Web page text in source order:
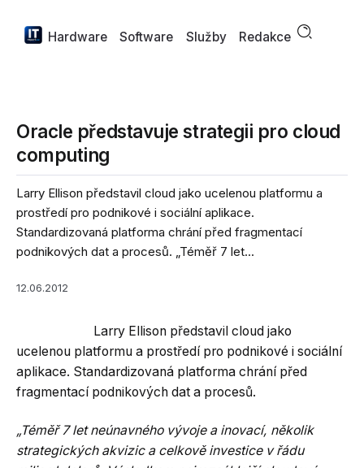
Hardware Software Služby Redakce
Oracle představuje strategii pro cloud
computing
Larry Ellison představil cloud jako ucelenou platformu a
prostředí pro podnikové i sociální aplikace.
Standardizovaná platforma chrání před fragmentací
podnikových dat a procesů. „Téměř 7 let...
12.06.2012
Larry Ellison představil cloud jako
ucelenou platformu a prostředí pro podnikové i sociální
aplikace. Standardizovaná platforma chrání před
fragmentací podnikových dat a procesů.
„Téměř 7 let neúnavného vývoje a inovací, několik
strategických akvizic a celkově investice v řádu